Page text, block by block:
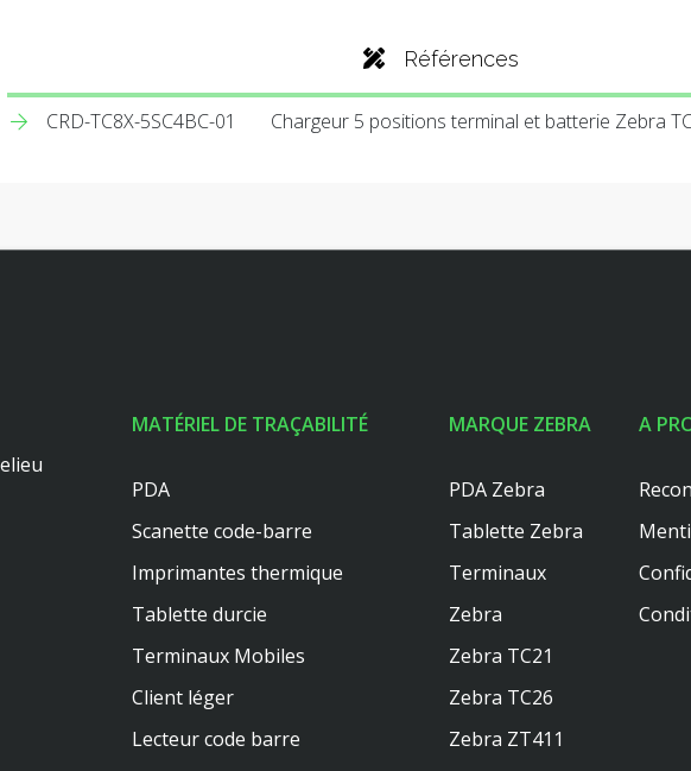
Références
CRD-TC8X-5SC4BC-01 Chargeur 5 positions terminal et batterie Zebra
MATÉRIEL DE TRAÇABILITÉ
PDA
Scanette code-barre
Imprimantes thermique
Tablette durcie
Terminaux Mobiles
Client léger
Lecteur code barre
MARQUE ZEBRA
PDA Zebra
Tablette Zebra
Terminaux
Zebra
Zebra TC21
Zebra TC26
Zebra ZT411
A